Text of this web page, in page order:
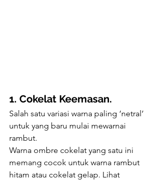
1. Cokelat Keemasan.
Salah satu variasi warna paling ‘netral’
untuk yang baru mulai mewarnai
rambut.
Warna ombre cokelat yang satu ini
memang cocok untuk warna rambut
hitam atau cokelat gelap. Lihat